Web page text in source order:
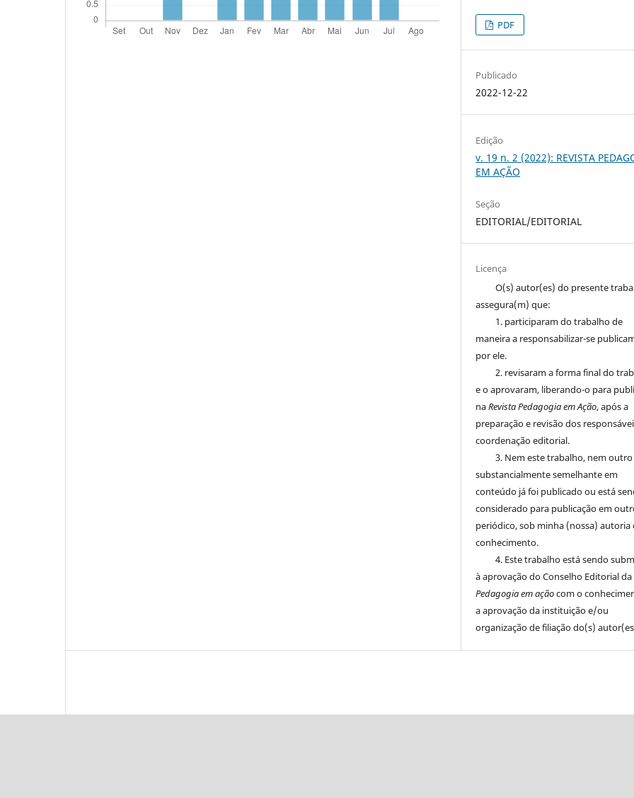
PDF
Publicado
2022-12-22
Edição
v. 19 n. 2 (2022): REVISTA
EM AÇÃO
Seção
EDITORIAL/EDITORIAL
Licença
O(s) autor(es) do presente
assegura(m) que:
1. participaram do trabalho de
maneira a responsabilizar-se
por ele.
2. revisaram a forma final do
e o aprovaram, liberando-o para
naRevista Pedagogia em Ação, após a
preparação e revisão dos
coordenação editorial.
3. Nem este trabalho, nem outro
substancialmente semelhante em
conteúdo já foi publicado ou está
considerado para publicação em
periódico, sob minha (nossa) autoria
conhecimento.
4. Este trabalho está sendo
à aprovação do Conselho Editorial da
Pedagogia em açãocom o
a aprovação da instituição e/ou
organização de filiação do(s)